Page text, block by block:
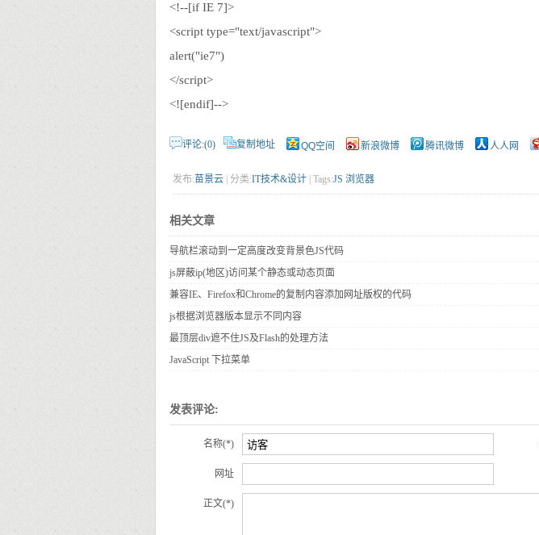
<!--[if IE 7]>
<script type="text/javascript">
alert("ie7")
</script>
<![endif]-->
评论:(0) 复制地址 QQ空间 新浪微博 腾讯微博 人人网
发布:苗景云 | 分类:IT技术&设计 | Tags:JS 浏览器
相关文章
导航栏滚动到一定高度改变背景色JS代码
js屏蔽ip(地区)访问某个静态或动态页面
兼容IE、Firefox和Chrome的复制内容添加网址版权的代码
js根据浏览器版本显示不同内容
最顶层div遮不住JS及Flash的处理方法
JavaScript 下拉菜单
发表评论:
名称(*)
网址
正文(*)